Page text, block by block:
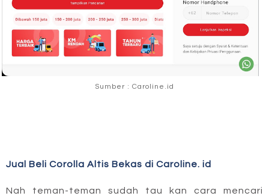
Sumber : Caroline.id
Jual Beli Corolla Altis Bekas di Caroline. id
Nah teman-teman sudah tau kan cara mencari